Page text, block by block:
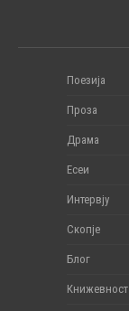
Поезија
Проза
Драма
Есеи
Интервју
Скопје
Блог
Книжевност